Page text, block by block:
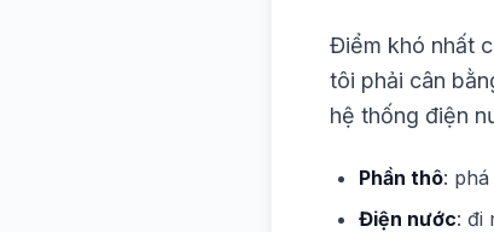
Điểm khó nhất
tôi phải cân
hệ thống điện
Phần thô:
Điện nước: đi